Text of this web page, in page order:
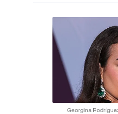
Georgina